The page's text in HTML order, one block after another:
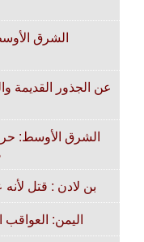
الشرق
عن الجذور القديمة
الشرق الأوسط:
بن لادن : قتل لأنه
اليمن: العواقب